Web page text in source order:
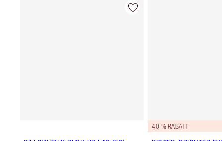
40 % RABATT